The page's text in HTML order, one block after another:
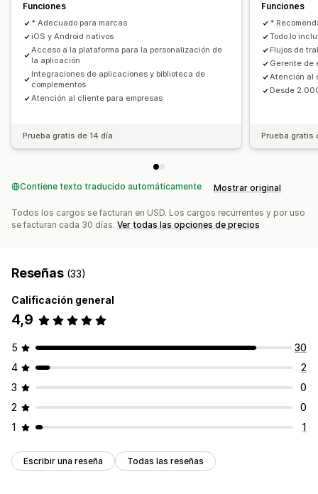
Notificaciones personalizadas
Funciones
* Adecuado para marcas
iOS y Android nativos
Acceso a la plataforma para la personalización de
la aplicación
Integraciones de aplicaciones y biblioteca de
complementos
Atención al cliente para empresas
Prueba gratis de 14 día
Funciones
*
Todo lo
Flujos de
Gerente de
Atención al
Desde
Prueba gratis
Contiene texto traducido automáticamente Mostrar original
Todos los cargos se facturan en USD. Los cargos recurrentes y por uso
se facturan cada 30 días. Ver todas las opciones de precios
Reseñas (33)
Calificación general
4,9
5
30
4
2
3
0
2
0
1
1
Escribir una reseña Todas las reseñas